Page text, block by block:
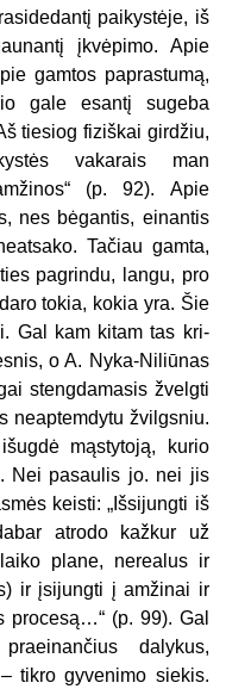
paikystėje, iš
įkvėpimo. Apie
gamtos paprastumą,
gale esantį sugeba
tiesiog fiziškai girdžiu,
vakarais man
(p. 92). Apie
nes bėgantis, einantis
Tačiau gamta,
pagrin­du, langu, pro
tokia, kokia yra. Šie
Gal kam kitam tas kri­
o A. Nyka-Niliūnas
stengdamasis žvelgti
neaptem­dytu žvilgsniu.
mąstytoją, ku­rio
Nei pasaulis jo. nei jis
keisti: „Išsijungti iš
atrodo kažkur už
plane, nerea­lus ir
ir įsijungti į amžinai ir
procesą…“ (p. 99). Gal
da­lykus,
tikro gyvenimo siekis.